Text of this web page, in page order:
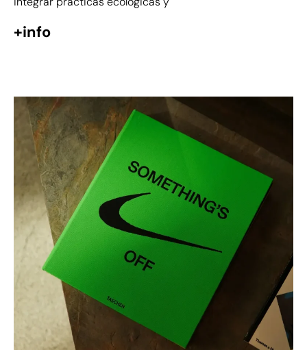
+info